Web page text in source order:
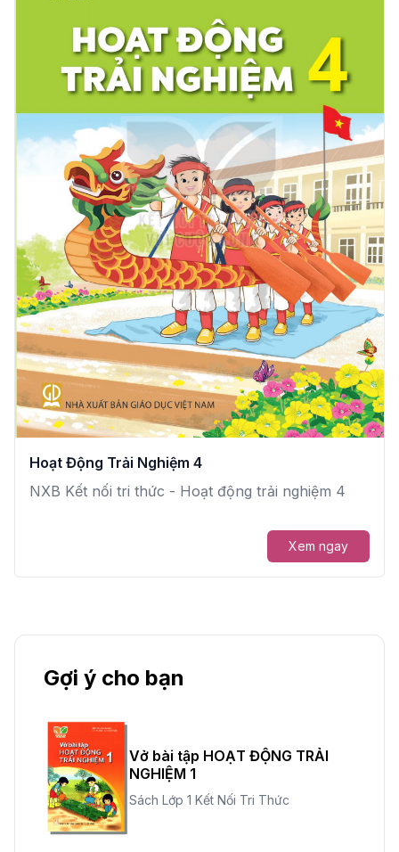
Hoạt Động Trải Nghiệm 4
NXB Kết nối tri thức - Hoạt động trải nghiệm 4
Xem ngay
Gợi ý cho bạn
Vở bài tập HOẠT ĐỘNG TRẢI
NGHIỆM 1
Sách Lớp 1 Kết Nối Tri Thức